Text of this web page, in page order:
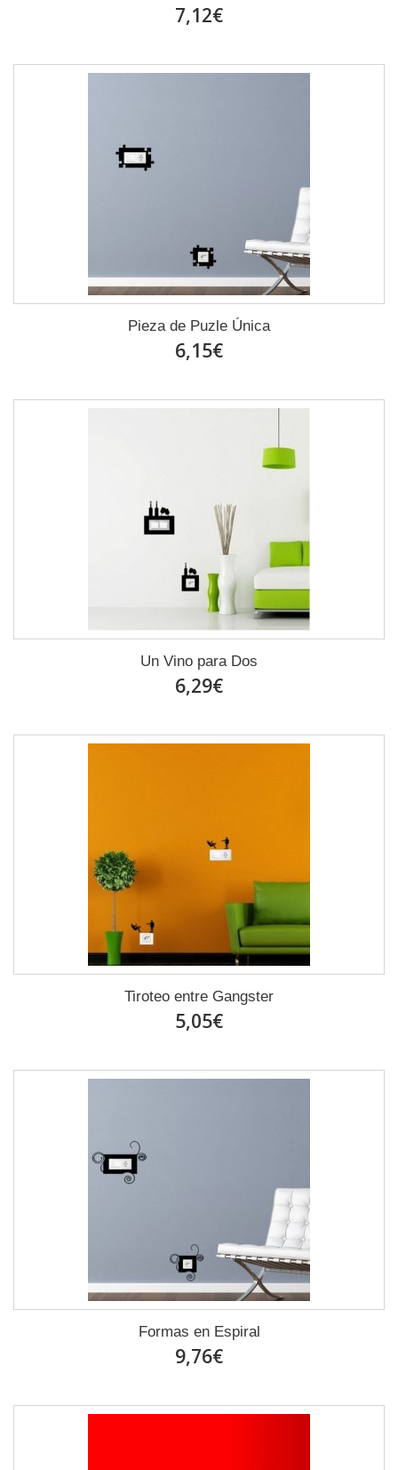
7,12€
Pieza de Puzle Única
6,15€
Un Vino para Dos
6,29€
Tiroteo entre Gangster
5,05€
Formas en Espiral
9,76€